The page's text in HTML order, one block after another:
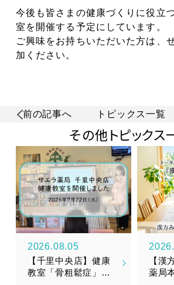
今後も皆さまの健康づくりに役立
室を開催する予定にしています。
ご興味をお持ちいただいた方は、
加ください。
前の記事へ トピックス一覧
その他トピックス
2026.08.05
【千里中央店】健康
教室「骨粗鬆症」を
【漢
薬局